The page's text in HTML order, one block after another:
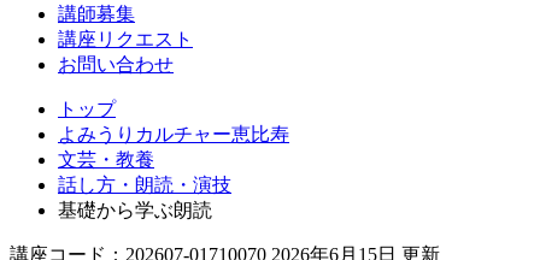
講師募集
講座リクエスト
お問い合わせ
トップ
よみうりカルチャー恵比寿
文芸・教養
話し方・朗読・演技
基礎から学ぶ朗読
講座コード：202607-01710070 2026年6月15日 更新